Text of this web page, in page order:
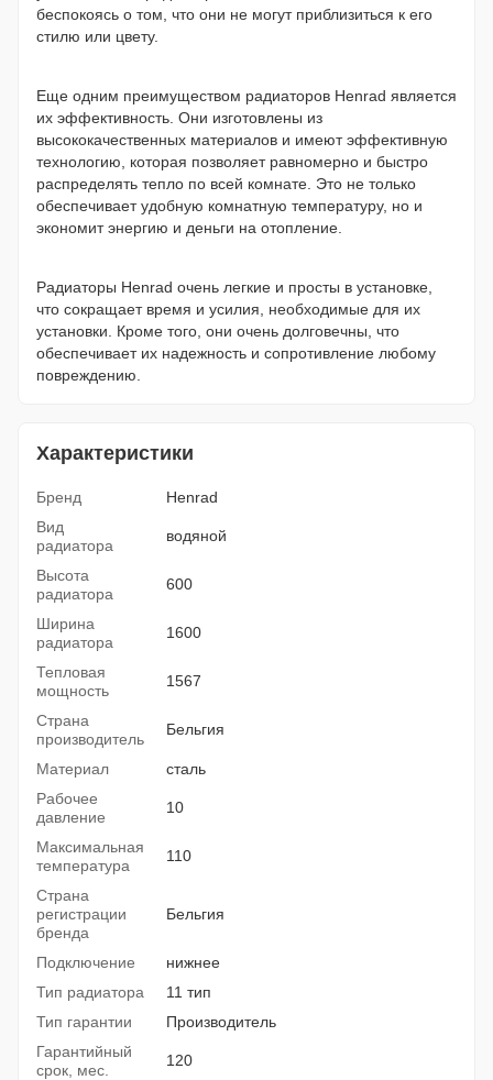
беспокоясь о том, что они не могут приблизиться к его
стилю или цвету.
Еще одним преимуществом радиаторов Henrad является
их эффективность. Они изготовлены из
высококачественных материалов и имеют эффективную
технологию, которая позволяет равномерно и быстро
распределять тепло по всей комнате. Это не только
обеспечивает удобную комнатную температуру, но и
экономит энергию и деньги на отопление.
Радиаторы Henrad очень легкие и просты в установке,
что сокращает время и усилия, необходимые для их
установки. Кроме того, они очень долговечны, что
обеспечивает их надежность и сопротивление любому
повреждению.
Характеристики
Бренд
Henrad
Вид
радиатора
водяной
Высота
радиатора
600
Ширина
радиатора
1600
Тепловая
мощность
1567
Страна
производитель
Бельгия
Материал
сталь
Рабочее
давление
10
Максимальная
температура
110
Страна
регистрации
бренда
Бельгия
Подключение
нижнее
Тип радиатора
11 тип
Тип гарантии
Производитель
Гарантийный
срок, мес.
120